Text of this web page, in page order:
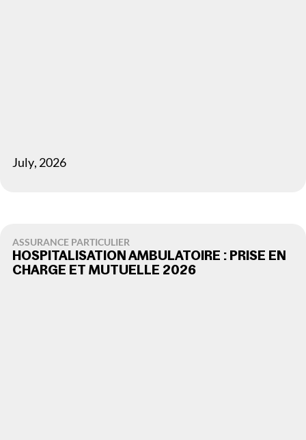
July, 2026
ASSURANCE PARTICULIER
HOSPITALISATION AMBULATOIRE : PRISE EN
CHARGE ET MUTUELLE 2026